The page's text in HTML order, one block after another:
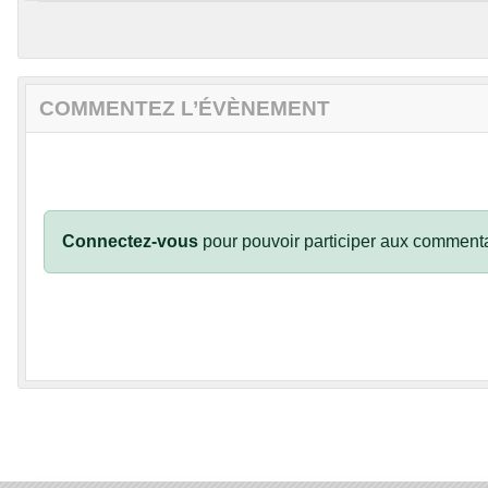
COMMENTEZ L’ÉVÈNEMENT
Connectez-vous pour pouvoir participer aux